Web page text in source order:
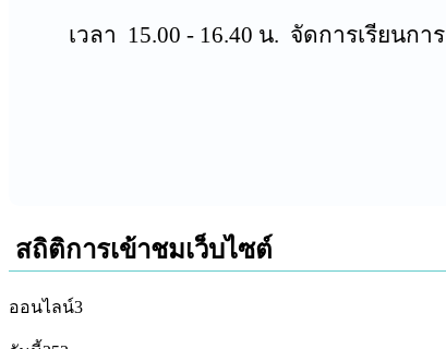
เวลา 15.00 - 16.40 น. จัดการเรียนกา
สถิติการเข้าชมเว็บไซต์
ออนไลน์3